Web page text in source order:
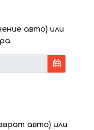
авто) или
авто) или